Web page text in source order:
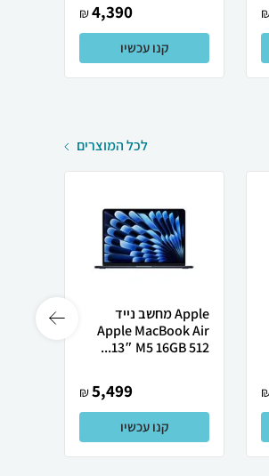
4,390
₪
קנו עכשיו
לכל המוצרים
Apple מחשב נייד
Apple MacBook Air
13″ M5 ‎16GB 512...
5,499
₪
קנו עכשיו